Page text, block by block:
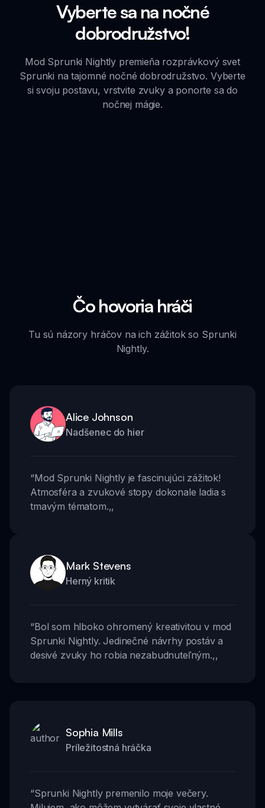
Vyberte sa na nočné
dobrodružstvo!
Mod Sprunki Nightly premieňa rozprávkový svet
Sprunki na tajomné nočné dobrodružstvo. Vyberte
si svoju postavu, vrstvite zvuky a ponorte sa do
nočnej mágie.
Čo hovoria hráči
Tu sú názory hráčov na ich zážitok so Sprunki
Nightly.
Alice Johnson
Nadšenec do hier
“Mod Sprunki Nightly je fascinujúci zážitok!
Atmosféra a zvukové stopy dokonale ladia s
tmavým tématom.,,
Mark Stevens
Herný kritik
“Bol som hlboko ohromený kreativitou v mod
Sprunki Nightly. Jedinečné návrhy postáv a
desivé zvuky ho robia nezabudnuteľným.,,
Sophia Mills
Príležitostná hráčka
“Sprunki Nightly premenilo moje večery.